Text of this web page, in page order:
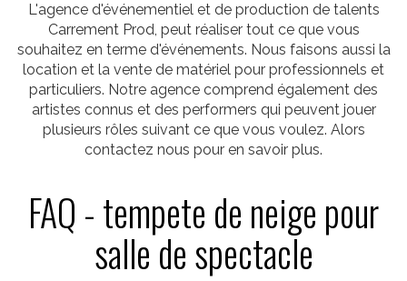
L'agence d'événementiel et de production de talents
Carrement Prod, peut réaliser tout ce que vous
souhaitez en terme d'événements. Nous faisons aussi la
location et la vente de matériel pour professionnels et
particuliers. Notre agence comprend également des
artistes connus et des performers qui peuvent jouer
plusieurs rôles suivant ce que vous voulez. Alors
contactez nous pour en savoir plus.
FAQ - tempete de neige pour
salle de spectacle